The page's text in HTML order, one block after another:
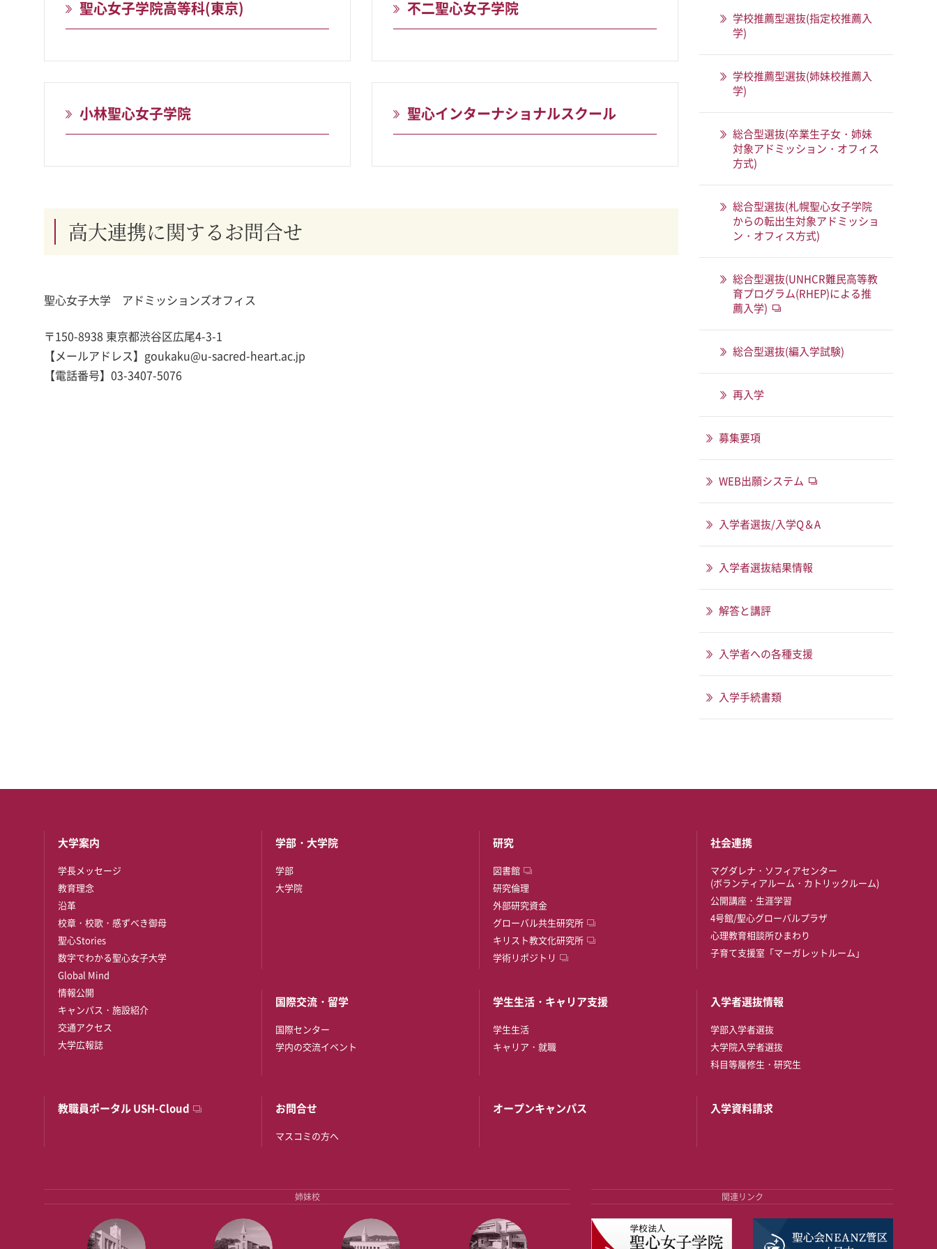
聖心女子学院高等科(東京) 不二聖心女子学院
小林聖心女子学院 聖心インターナショナルスクール
高大連携に関するお問合せ
聖心女子大学 アドミッションズオフィス
〒150-8938 東京都渋谷区広尾4-3-1
【メールアドレス】goukaku@u-sacred-heart.ac.jp
【電話番号】03-3407-5076
学校推薦型選抜(指定校推薦入
学)
学校推薦型選抜(姉妹校推薦入
学)
総合型選抜(卒業生子女・姉妹
対象アドミッション・オフィス
方式)
総合型選抜(札幌聖心女子学院
からの転出生対象アドミッショ
ン・オフィス方式)
総合型選抜(UNHCR難民高等教
育プログラム(RHEP)による推
薦入学)
総合型選抜(編入学試験)
再入学
募集要項
WEB出願システム
入学者選抜/入学Q＆A
入学者選抜結果情報
解答と講評
入学者への各種支援
入学手続書類
大学案内
学長メッセージ
教育理念
沿革
校章・校歌・感ずべき御母
聖心Stories
数字でわかる聖心女子大学
Global Mind
情報公開
キャンパス・施設紹介
交通アクセス
大学広報誌
学部・大学院
学部
大学院
研究
図書館
研究倫理
外部研究資金
グローバル共生研究所
キリスト教文化研究所
学術リポジトリ
社会連携
マグダレナ・ソフィアセンター
(ボランティアルーム・カトリックルーム)
公開講座・生涯学習
4号館/聖心グローバルプラザ
心理教育相談所ひまわり
子育て支援室「マーガレットルーム」
国際交流・留学
国際センター
学内の交流イベント
学生生活・キャリア支援
学生生活
キャリア・就職
入学者選抜情報
学部入学者選抜
大学院入学者選抜
科目等履修生・研究生
教職員ポータル USH-Cloud お問合せ
マスコミの方へ
オープンキャンパス 入学資料請求
姉妹校 関連リンク